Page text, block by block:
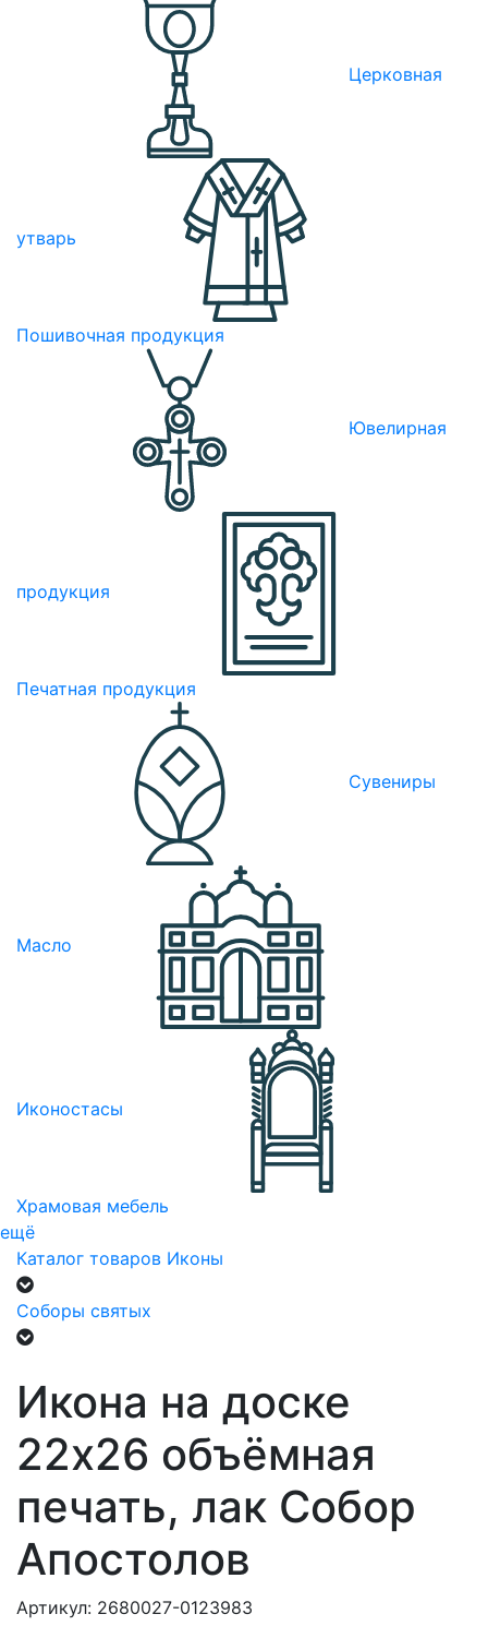
Церковная
утварь
Пошивочная продукция
Ювелирная
продукция
Печатная продукция
Сувениры
Масло
Иконостасы
Храмовая мебель
ещё
Каталог товаров Иконы
Соборы святых
Икона на доске
22х26 объёмная
печать, лак Собор
Апостолов
Артикул: 2680027-0123983